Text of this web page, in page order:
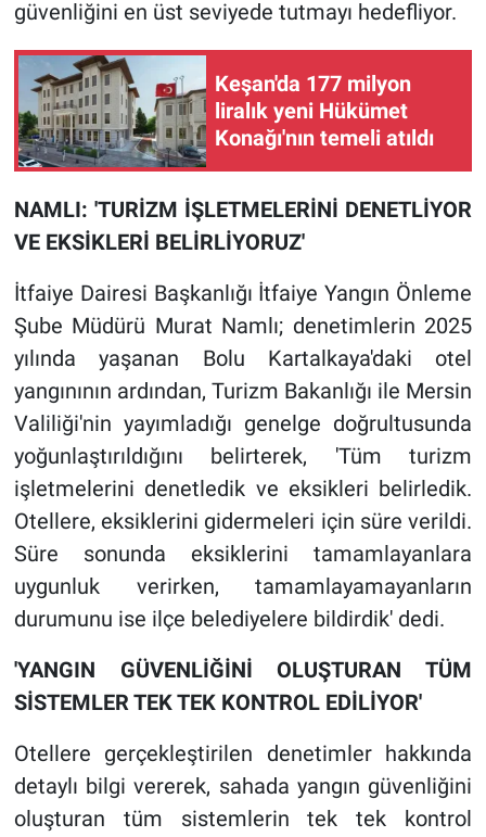
güvenliğini en üst seviyede tutmayı hedefliyor.
Keşan'da 177 milyon
liralık yeni Hükümet
Konağı'nın temeli atıldı
NAMLI: 'TURİZM İŞLETMELERİNİ DENETLİYOR
VE EKSİKLERİ BELİRLİYORUZ'
İtfaiye Dairesi Başkanlığı İtfaiye Yangın Önleme
Şube Müdürü Murat Namlı; denetimlerin 2025
yılında yaşanan Bolu Kartalkaya'daki otel
yangınının ardından, Turizm Bakanlığı ile Mersin
Valiliği'nin yayımladığı genelge doğrultusunda
yoğunlaştırıldığını belirterek, 'Tüm turizm
işletmelerini denetledik ve eksikleri belirledik.
Otellere, eksiklerini gidermeleri için süre verildi.
Süre sonunda eksiklerini tamamlayanlara
uygunluk verirken, tamamlayamayanların
durumunu ise ilçe belediyelere bildirdik' dedi.
'YANGIN GÜVENLİĞİNİ OLUŞTURAN TÜM
SİSTEMLER TEK TEK KONTROL EDİLİYOR'
Otellere gerçekleştirilen denetimler hakkında
detaylı bilgi vererek, sahada yangın güvenliğini
oluşturan tüm sistemlerin tek tek kontrol